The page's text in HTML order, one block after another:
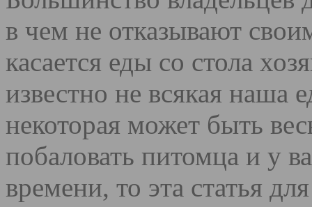
в чем не отказывают
касается еды со стола
известно не всякая наша
некоторая может быть
побаловать питомца и у
времени, то эта статья